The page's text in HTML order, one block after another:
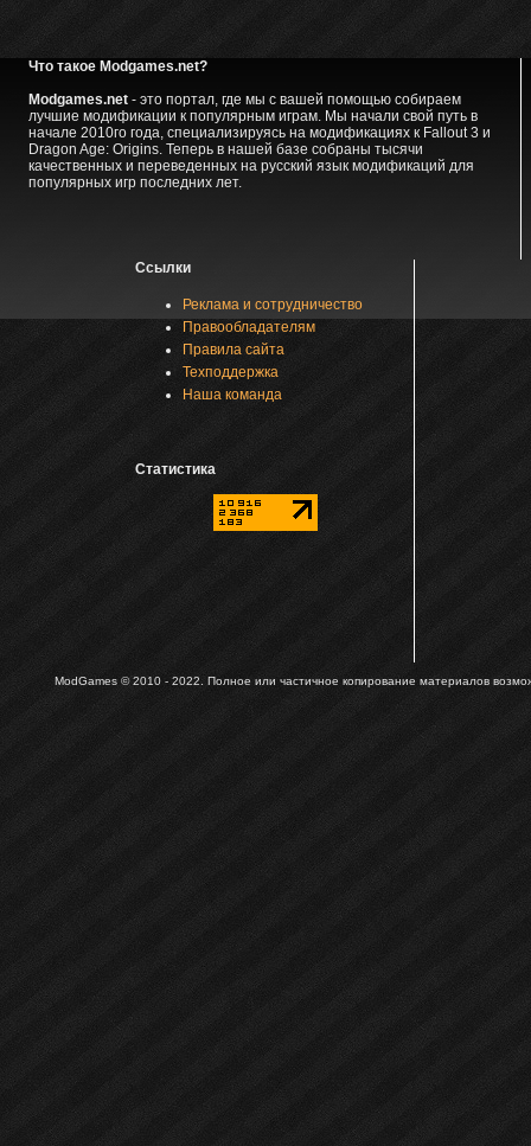
Что такое Modgames.net?
Modgames.net- это портал, где мы с вашей помощью собираем
лучшие модификации к популярным играм. Мы начали свой путь в
начале 2010го года, специализируясь на модификациях к Fallout 3 и
Dragon Age: Origins. Теперь в нашей базе собраны тысячи
качественных и переведенных на русский язык модификаций для
популярных игр последних лет.
Ссылки
Реклама и сотрудничество
Правообладателям
Правила сайта
Техподдержка
Наша команда
Статистика
ModGames © 2010 - 2022. Полное или частичное копирование материалов